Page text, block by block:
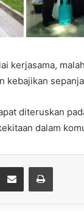
kerjasama,
kebajikan
diteruskan
dalam